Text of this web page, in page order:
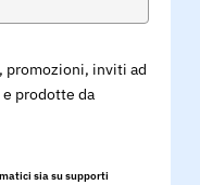
promozioni, inviti ad
prodotte da
sia su supporti